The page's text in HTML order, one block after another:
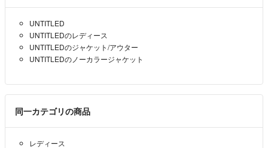
UNTITLED
UNTITLEDのレディース
UNTITLEDのジャケット/アウター
UNTITLEDのノーカラージャケット
同一カテゴリの商品
レディース